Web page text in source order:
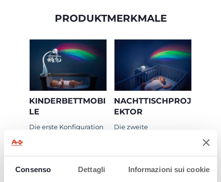
Consenso Dettagli Informazioni sui cookie
PRODUKTMERKMALE
KINDERBETTMOBI
LE
Die erste Konfiguration
NACHTTISCHPROJ
EKTOR
Die zweite